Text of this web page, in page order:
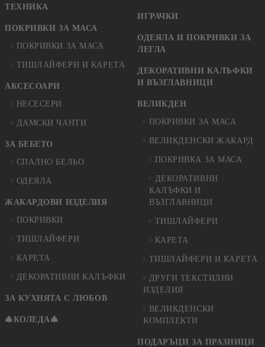
ТЕХНИКА
ПОКРИВКИ ЗА МАСА
ПОКРИВКИ ЗА МАСА
ТИШЛАЙФЕРИ И КАРЕТА
АКСЕСОАРИ
НЕСЕСЕРИ
ДАМСКИ ЧАНТИ
ЗА БЕБЕТО
СПАЛНО БЕЛЬО
ОДЕЯЛА
ЖАКАРДОВИ ИЗДЕЛИЯ
ПОКРИВКИ
ТИШЛАЙФЕРИ
КАРЕТА
ДЕКОРАТИВНИ КАЛЪФКИ
ЗА КУХНЯТА С ЛЮБОВ
🎄КОЛЕДА🎄
ИГРАЧКИ
ОДЕЯЛА И ПОКРИВКИ ЗА
ЛЕГЛА
ДЕКОРАТИВНИ КАЛЪФКИ
И ВЪЗГЛАВНИЦИ
ВЕЛИКДЕН
ПОКРИВКИ ЗА МАСА
ВЕЛИКДЕНСКИ ЖАКАРД
ПОКРИВКА ЗА МАСА
ДЕКОРАТИВНИ
КАЛЪФКИ И
ВЪЗГЛАВНИЦИ
ТИШЛАЙФЕРИ
КАРЕТА
ТИШЛАЙФЕРИ И КАРЕТА
ДРУГИ ТЕКСТИЛНИ
ИЗДЕЛИЯ
ВЕЛИКДЕНСКИ
КОМПЛЕКТИ
ПОДАРЪЦИ ЗА ПРАЗНИЦИ